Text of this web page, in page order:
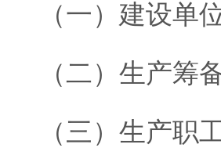
（一）建设单
（二）生产筹
（三）生产职